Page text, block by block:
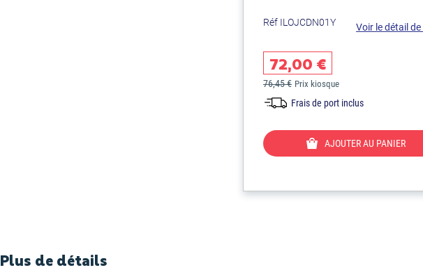
Réf ILOJCDN01Y Voir le détail
72,00 €
76,45 € Prix kiosque
Frais de port inclus
AJOUTER AU PANIER
Plus de détails